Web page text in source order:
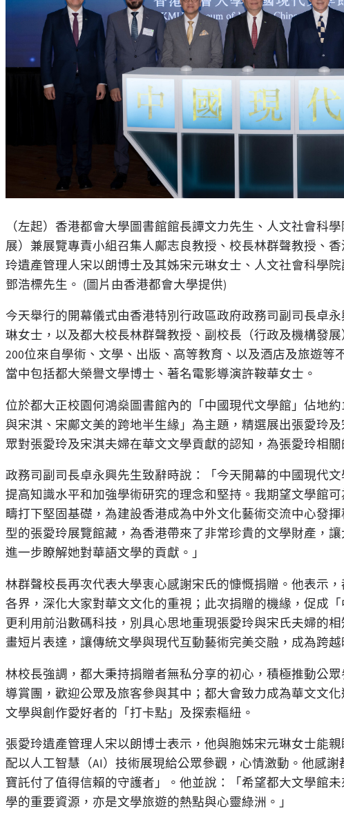
（左起）香港都會大學圖書館館長譚文力先生、人文社會科
展）兼展覽專責小組召集人鄺志良教授、校長林群聲教授、
玲遺產管理人宋以朗博士及其姊宋元琳女士、人文社會科學
鄧浩標先生。 (圖片由香港都會大學提供)
今天舉行的開幕儀式由香港特別行政區政府政務司副司長卓
琳女士，以及都大校長林群聲教授、副校長（行政及機構發
200位來自學術、文學、出版、高等教育、以及酒店及旅遊等
當中包括都大榮譽文學博士、著名電影導演許鞍華女士。
位於都大正校園何鴻燊圖書館內的「中國現代文學館」佔地
與宋淇、宋鄺文美的跨地半生緣」為主題，精選展出張愛玲
眾對張愛玲及宋淇夫婦在華文文學貢獻的認知，為張愛玲相
政務司副司長卓永興先生致辭時說：「今天開幕的中國現代
提高知識水平和加強學術研究的理念和堅持。我期望文學館
疇打下堅固基礎，為建設香港成為中外文化藝術交流中心發
型的張愛玲展覽館藏，為香港帶來了非常珍貴的文學財產，
進一步瞭解她對華語文學的貢獻。」
林群聲校長再次代表大學衷心感謝宋氏的慷慨捐贈。他表示
各界，深化大家對華文文化的重視；此次捐贈的機緣，促成
更利用前沿數碼科技，別具心思地重現張愛玲與宋氏夫婦的
畫短片表達，讓傳統文學與現代互動藝術完美交融，成為跨越
林校長強調，都大秉持捐贈者無私分享的初心，積極推動公
導賞團，歡迎公眾及旅客參與其中；都大會致力成為華文文
文學與創作愛好者的「打卡點」及探索樞紐。
張愛玲遺產管理人宋以朗博士表示，他與胞姊宋元琳女士能
配以人工智慧（AI）技術展現給公眾參觀，心情激動。他感
寶託付了值得信賴的守護者」。他並說：「希望都大文學館
學的重要資源，亦是文學旅遊的熱點與心靈綠洲。」